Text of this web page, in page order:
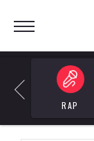
Previous
RAP